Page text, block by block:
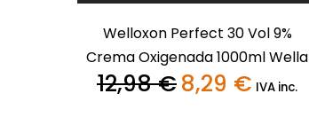
Welloxon Perfect 30 Vol 9%
Crema Oxigenada 1000ml Wella
12,98€ El
8,29 € ElIVA inc.